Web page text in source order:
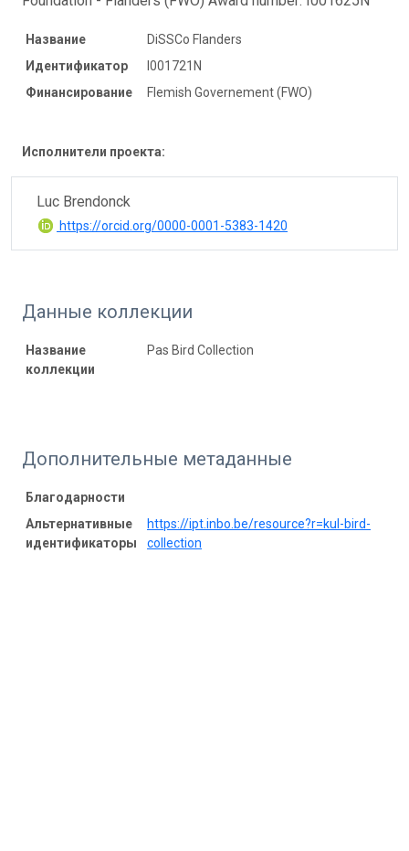
Название
DiSSCo Flanders
Идентификатор
I001721N
Финансирование
Flemish Governement (FWO)
Исполнители проекта:
Luc Brendonck
https://orcid.org/0000-0001-5383-1420
Данные коллекции
Название
коллекции
Pas Bird Collection
Дополнительные метаданные
Благодарности
Альтернативные
идентификаторы
https://ipt.inbo.be/resource?r=kul-bird-
collection